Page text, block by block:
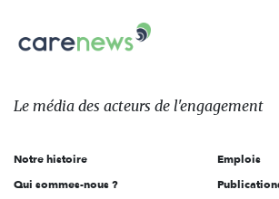
sur:
Le
des
l'engagement
Le média des acteurs de l'engagement
Notre histoire
Qui sommes-nous ?
Emplois